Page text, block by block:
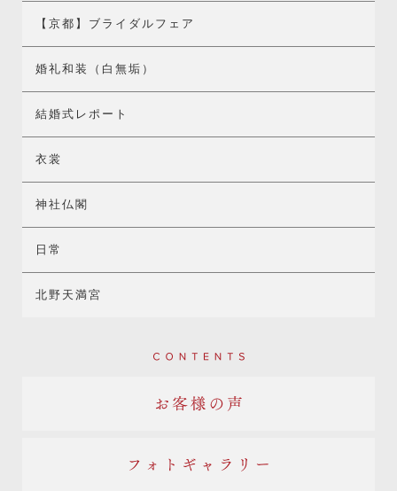
【京都】ブライダルフェア
婚礼和装（白無垢）
結婚式レポート
衣裳
神社仏閣
日常
北野天満宮
Contents
お客様の声
フォトギャラリー